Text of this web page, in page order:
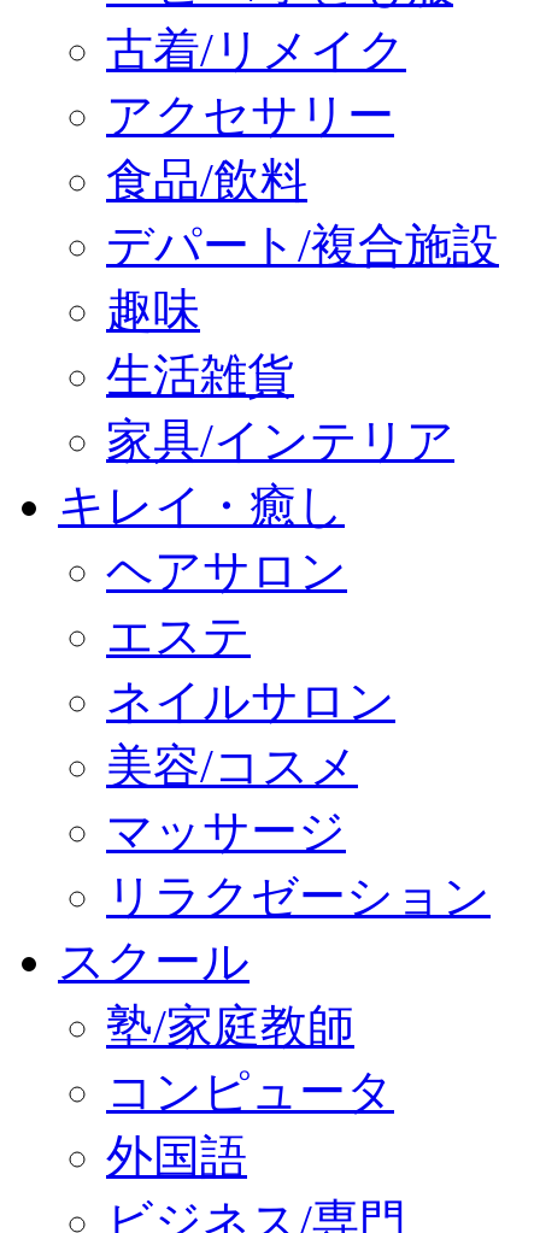
古着/リメイク
アクセサリー
食品/飲料
デパート/複合施設
趣味
生活雑貨
家具/インテリア
キレイ・癒し
ヘアサロン
エステ
ネイルサロン
美容/コスメ
マッサージ
リラクゼーション
スクール
塾/家庭教師
コンピュータ
外国語
ビジネス/専門